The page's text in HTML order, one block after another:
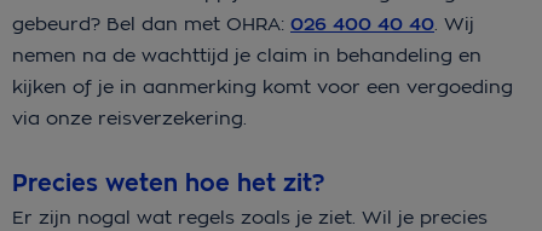
gebeurd? Bel dan met OHRA: 026 400 40 40 . Wij
nemen na de wachttijd je claim in behandeling en
kijken of je in aanmerking komt voor een vergoeding
via onze reisverzekering.
Precies weten hoe het zit?
Er zijn nogal wat regels zoals je ziet. Wil je precies